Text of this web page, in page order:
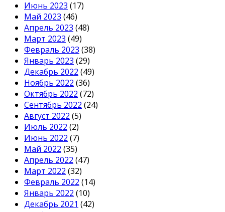
Июнь 2023 (17)
Май 2023 (46)
Апрель 2023 (48)
Март 2023 (49)
Февраль 2023 (38)
Январь 2023 (29)
Декабрь 2022 (49)
Ноябрь 2022 (36)
Октябрь 2022 (72)
Сентябрь 2022 (24)
Август 2022 (5)
Июль 2022 (2)
Июнь 2022 (7)
Май 2022 (35)
Апрель 2022 (47)
Март 2022 (32)
Февраль 2022 (14)
Январь 2022 (10)
Декабрь 2021 (42)